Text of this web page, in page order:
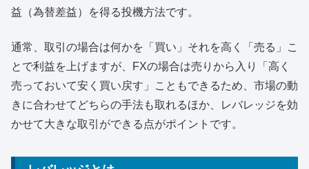
益（為替差益）を得る投機方法です。
通常、取引の場合は何かを「買い」それを高く「売る」こ
とで利益を上げますが、FXの場合は売りから入り「高く
売っておいて安く買い戻す」こともできるため、市場の動
きに合わせてどちらの手法も取れるほか、レバレッジを効
かせて大きな取引ができる点がポイントです。